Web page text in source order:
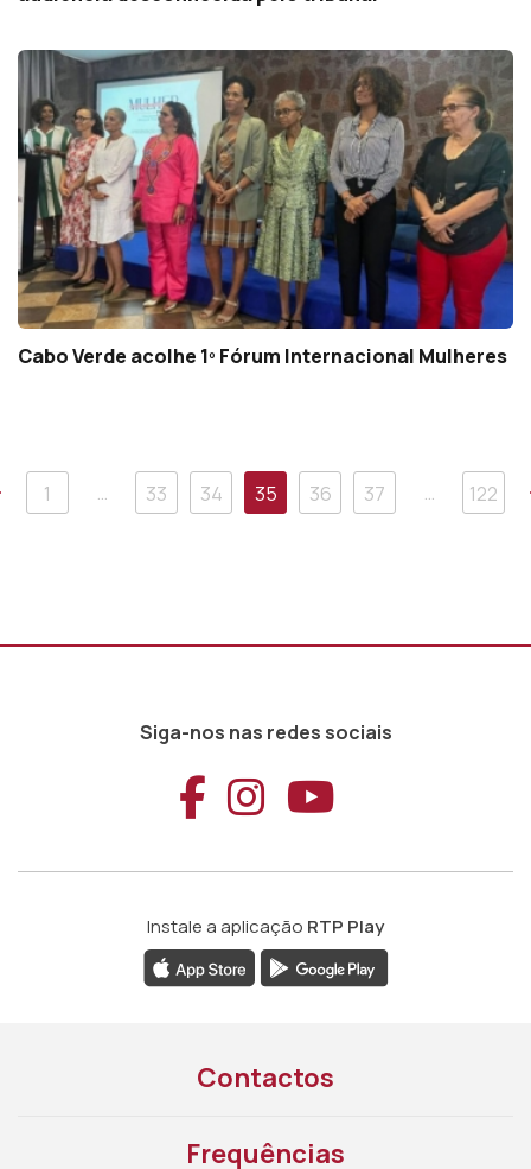
Cabo Verde acolhe 1º Fórum Internacional Mulheres
Anterior
1 … 33 34 35 36 37 … 122
Siga-nos nas redes sociais
Aceder ao
Aceder ao
Aceder
Instale a aplicação RTP Play
Contactos
Frequências